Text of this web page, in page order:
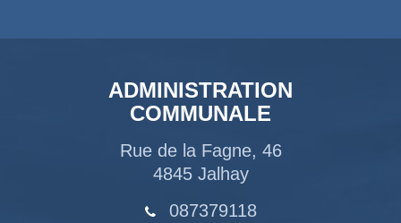
ADMINISTRATION
COMMUNALE
Rue de la Fagne, 46
4845 Jalhay
087379118